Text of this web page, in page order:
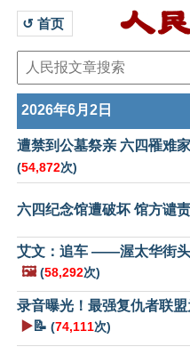
↺ 首页
2026年6月2日
遭禁到公墓祭亲 六四罹难
(54,872次)
六四纪念馆遭破坏 馆方谴
艾文：追车 ——渥太华街
🖼️ (58,292次)
录音曝光！最强复仇者联
▶️📝 (74,111次)